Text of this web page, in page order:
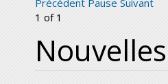
1 of 1
Nouvelles